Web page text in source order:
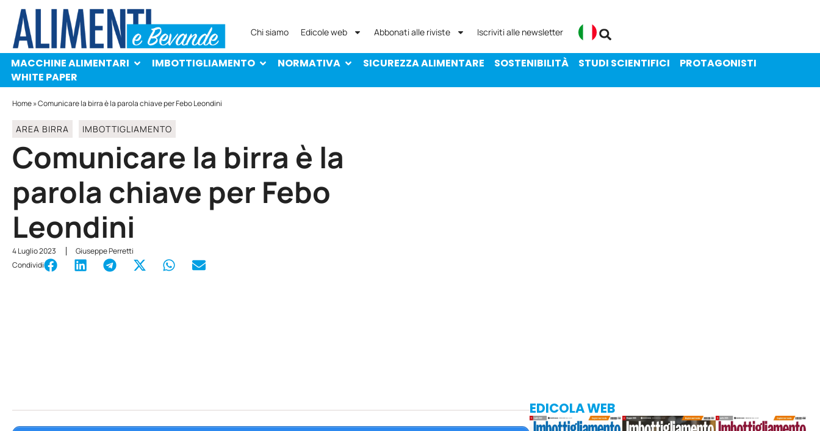
MACCHINE ALIMENTARI
PROTAGONISTI
WHITE PAPER
Chi siamo Edicole web Abbonati alle riviste Iscriviti alle newsletter
MACCHINE ALIMENTARI IMBOTTIGLIAMENTO NORMATIVA SICUREZZA ALIMENTARE SOSTENIBILITÀ STUDI SCIENTIFICI
PROTAGONISTI
WHITE PAPER
Home»Comunicare la birra è la parola chiave per Febo Leondini
AREA BIRRA IMBOTTIGLIAMENTO
Comunicare la birra è la
parola chiave per Febo
Leondini
4 Luglio 2023
Giuseppe Perretti
Condividi
EDICOLA WEB